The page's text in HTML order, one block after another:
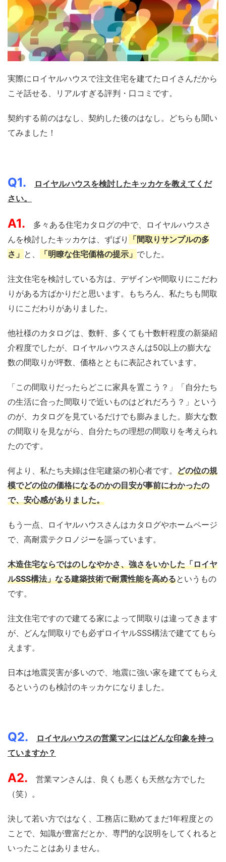
実際にロイヤルハウスで注文住宅を建てたロイさんだから
こそ話せる、リアルすぎる評判・口コミです。
契約する前のはなし、契約した後のはなし。どちらも聞い
てみました！
Q1.
ロイヤルハウスを検討したキッカケを教えてくだ
さい。
A1. 多々ある住宅カタログの中で、ロイヤルハウスさ
んを検討したキッカケは、ずばり
「間取りサンプルの多
さ」 と、 「明瞭な住宅価格の提示」 でした。
注文住宅を検討している方は、デザインや間取りにこだわ
りがある方ばかりだと思います。もちろん、私たちも間取
りにこだわりがありました。
他社様のカタログは、数軒、多くても十数軒程度の新築紹
介程度でしたが、ロイヤルハウスさんは50以上の膨大な
数の間取りが坪数、価格とともに表記されています。
「この間取りだったらどこに家具を置こう？」「自分たち
の生活に合った間取りで近いものはどれだろう？」という
のが、カタログを見ているだけでも膨みました。膨大な数
の間取りを見ながら、自分たちの理想の間取りを考えられ
たのです。
何より、私たち夫婦は住宅建築の初心者です。 どの位の規
模でどの位の価格になるのかの目安が事前にわかったの
で、安心感がありました。
もう一点、ロイヤルハウスさんはカタログやホームページ
で、高耐震テクロノジーを謳っています。
木造住宅ならではのしなやかさ、強さをいかした「ロイヤ
ルSSS構法」なる建築技術で耐震性能を高めるというもの
です。
注文住宅ですので建てる家によって間取りは違ってきます
が、どんな間取りでも必ずロイヤルSSS構法で建ててもら
えます。
日本は地震災害が多いので、地震に強い家を建ててもらえ
るというのも検討のキッカケになりました。
Q2.
ロイヤルハウスの営業マンにはどんな印象を持っ
ていますか？
A2. 営業マンさんは、良くも悪くも天然な方でした
（笑）。
決して若い方ではなく、工務店に勤めてまだ1年程度との
ことで、知識が豊富だとか、専門的な説明をしてくれると
いったことはありません。